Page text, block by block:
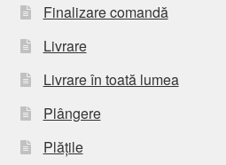
Finalizare comandă
Livrare
Livrare în toată lumea
Plângere
Plățile